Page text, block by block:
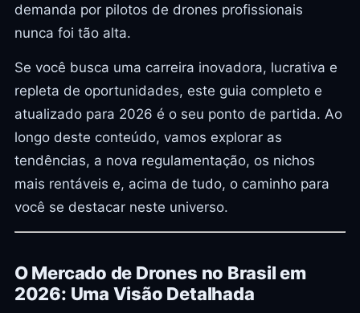
demanda por pilotos de drones profissionais
nunca foi tão alta.
Se você busca uma carreira inovadora, lucrativa e
repleta de oportunidades, este guia completo e
atualizado para 2026 é o seu ponto de partida. Ao
longo deste conteúdo, vamos explorar as
tendências, a nova regulamentação, os nichos
mais rentáveis e, acima de tudo, o caminho para
você se destacar neste universo.
O Mercado de Drones no Brasil em
2026: Uma Visão Detalhada